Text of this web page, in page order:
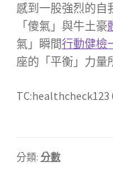
感到一股強烈的自
「傻氣」與牛土豪
氣」瞬間行動健檢
座的「平衡」力量
TC:healthcheck123
分類: 分數